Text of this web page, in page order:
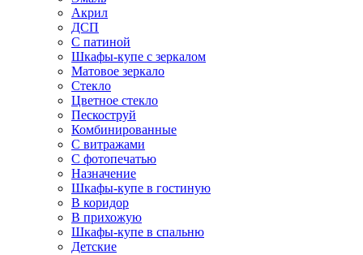
Акрил
ДСП
С патиной
Шкафы-купе с зеркалом
Матовое зеркало
Стекло
Цветное стекло
Пескоструй
Комбинированные
С витражами
С фотопечатью
Назначение
Шкафы-купе в гостиную
В коридор
В прихожую
Шкафы-купе в спальню
Детские